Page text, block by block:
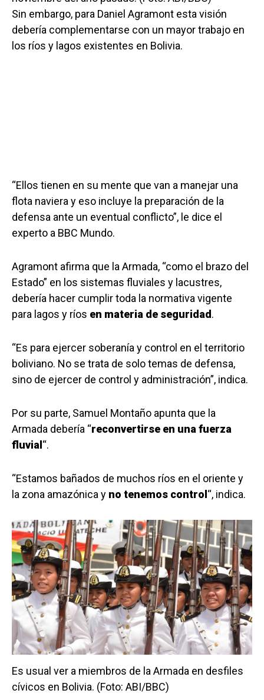
Sin embargo, para Daniel Agramont esta visión
debería complementarse con un mayor trabajo en
los ríos y lagos existentes en Bolivia.
“Ellos tienen en su mente que van a manejar una
flota naviera y eso incluye la preparación de la
defensa ante un eventual conflicto”, le dice el
experto a BBC Mundo.
Agramont afirma que la Armada, “como el brazo del
Estado” en los sistemas fluviales y lacustres,
debería hacer cumplir toda la normativa vigente
para lagos y ríos en materia de seguridad.
“Es para ejercer soberanía y control en el territorio
boliviano. No se trata de solo temas de defensa,
sino de ejercer de control y administración”, indica.
Por su parte, Samuel Montaño apunta que la
Armada debería “reconvertirse en una fuerza
fluvial“.
“Estamos bañados de muchos ríos en el oriente y
la zona amazónica y no tenemos control“, indica.
Es usual ver a miembros de la Armada en desfiles
cívicos en Bolivia. (Foto: ABI/BBC)